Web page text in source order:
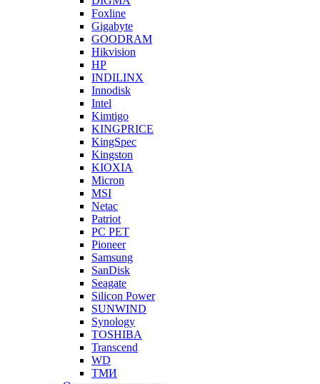
Foxline
Gigabyte
GOODRAM
Hikvision
HP
INDILINX
Innodisk
Intel
Kimtigo
KINGPRICE
KingSpec
Kingston
KIOXIA
Micron
MSI
Netac
Patriot
PC PET
Pioneer
Samsung
SanDisk
Seagate
Silicon Power
SUNWIND
Synology
TOSHIBA
Transcend
WD
ТМИ